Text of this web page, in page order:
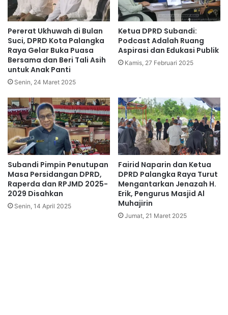
Pererat Ukhuwah di Bulan
Suci, DPRD Kota Palangka
Raya Gelar Buka Puasa
Bersama dan Beri Tali Asih
untuk Anak Panti
Senin, 24 Maret 2025
Ketua DPRD Subandi:
Podcast Adalah Ruang
Aspirasi dan Edukasi Publik
Kamis, 27 Februari 2025
Subandi Pimpin Penutupan
Masa Persidangan DPRD,
Raperda dan RPJMD 2025-
2029 Disahkan
Senin, 14 April 2025
Fairid Naparin dan Ketua
DPRD Palangka Raya Turut
Mengantarkan Jenazah H.
Erik, Pengurus Masjid Al
Muhajirin
Jumat, 21 Maret 2025